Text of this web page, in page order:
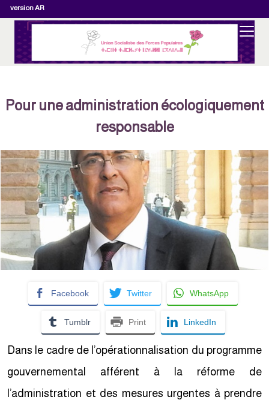
version AR
Pour une administration écologiquement
responsable
Facebook Twitter WhatsApp
Tumblr Print LinkedIn
Dans le cadre de l’opérationnalisation du programme
gouvernemental afférent à la réforme de
l’administration et des mesures urgentes à prendre